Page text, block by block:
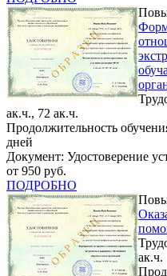
ак.ч., 72 ак.ч.
Продолжительность
дней
Документ: Удостоверение
от 950 руб.
ПОДРОБНО
ак.ч.